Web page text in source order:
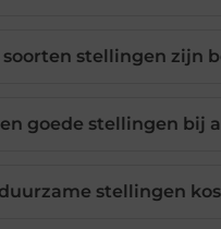
soorten stellingen zijn
goede stellingen bij
stellingen